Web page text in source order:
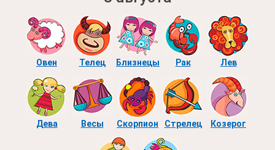
Овен Телец Близнецы Рак Лев
Дева Весы Скорпион Стрелец Козерог